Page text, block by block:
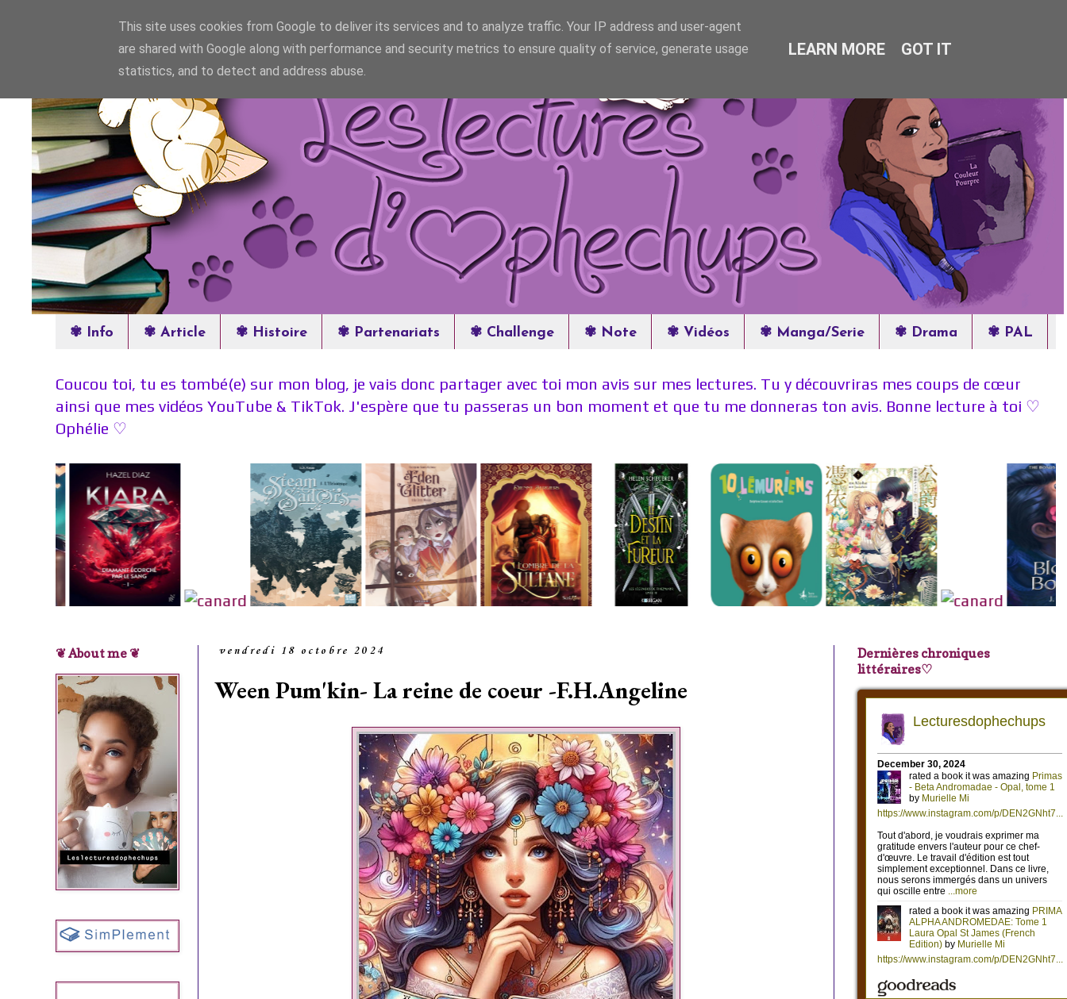
✾ Info ✾ Article ✾ Histoire ✾ Partenariats ✾ Challenge ✾ Note ✾ Vidéos ✾ Manga/Serie ✾ Drama ✾ PAL
Coucou toi, tu es tombé(e) sur mon blog, je vais donc partager avec toi mon avis sur mes lectures. Tu y découvriras mes coups de cœur
ainsi que mes vidéos YouTube & TikTok. J'espère que tu passeras un bon moment et que tu me donneras ton avis. Bonne lecture à toi ♡
Ophélie ♡
vendredi 18 octobre 2024
Ween Pum'kin- La reine de coeur -F.H.Angeline
❦ About me ❦
Dernières chroniques
littéraires♡
This site uses cookies from Google to deliver its services and to analyze traffic. Your IP address and user-agent
are shared with Google along with performance and security metrics to ensure quality of service, generate usage
statistics, and to detect and address abuse.
LEARN MORE GOT IT